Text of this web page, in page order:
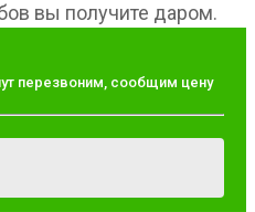
вы получите даром.
перезвоним, сообщим цену